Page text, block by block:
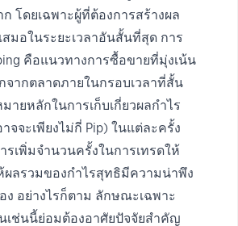
โดยเฉพาะผู้ที่ต้องการสร้างผล
สมอในระยะเวลาอันสั้นที่สุด การ
คือแนวทางการซื้อขายที่มุ่งเน้น
จากตลาดภายในกรอบเวลาที่สั้น
ายหลักในการเก็บเกี่ยวผลกำไร
าจจะเพียงไม่กี่ Pip) ในแต่ละครั้ง
รเพิ่มจำนวนครั้งในการเทรดให้
ผลรวมของกำไรสุทธิมีความน่าพึง
ง อย่างไรก็ตาม ลักษณะเฉพาะ
เช่นนี้ย่อมต้องอาศัยปัจจัยสำคัญ